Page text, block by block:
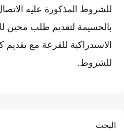
للشروط المذكورة عليه
بالحسيمة لتقديم طلب محين
الاستدراكية للقرعة مع تقديم
للشروط.
البحث